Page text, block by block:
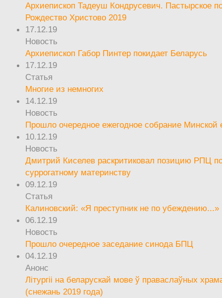
Архиепископ Тадеуш Кондрусевич. Пастырское
Рождество Христово 2019
17.12.19
Новость
Архиепископ Габор Пинтер покидает Беларусь
17.12.19
Статья
Многие из немногих
14.12.19
Новость
Прошло очередное ежегодное собрание
10.12.19
Новость
Дмитрий Киселев раскритиковал позицию РПЦ
суррогатному материнству
09.12.19
Статья
Калиновский: «Я преступник не по убеждению...»
06.12.19
Новость
Прошло очередное заседание синода БПЦ
04.12.19
Анонс
Літургіі на беларускай мове ў праваслаўных
(снежань 2019 года)